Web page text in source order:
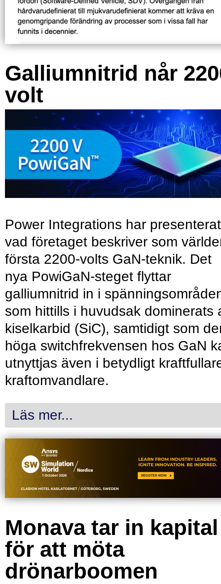
Galliumnitrid når
volt
Power Integrations har presenterat
vad företaget beskriver som
första 2200-volts GaN-teknik. Det
nya PowiGaN-steget flyttar
galliumnitrid in i
som hittills i huvudsak dominerats
kiselkarbid (SiC), samtidigt som
höga switchfrekvensen hos GaN
utnyttjas även i betydligt
kraftomvandlare.
Läs mer...
Monava tar in kapital
för att möta
drönarboomen